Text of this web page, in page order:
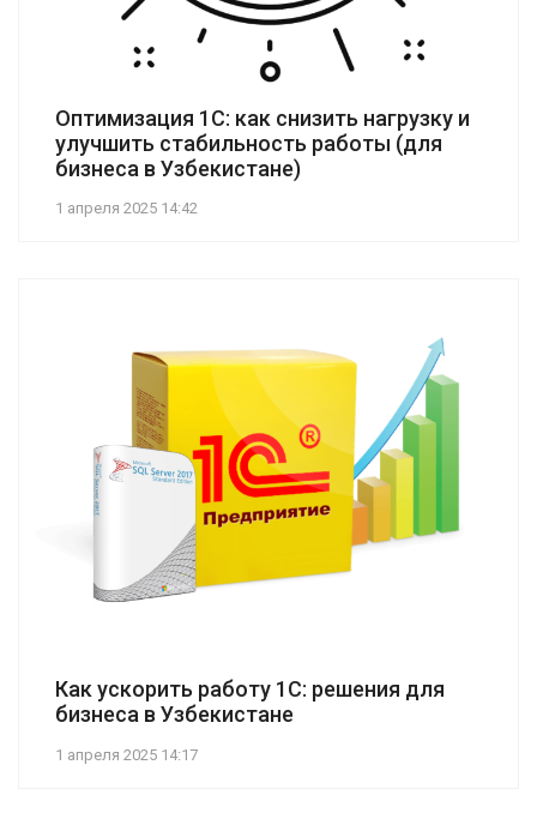
Оптимизация 1С: как снизить нагрузку и
улучшить стабильность работы (для
бизнеса в Узбекистане)
1 апреля 2025 14:42
Как ускорить работу 1С: решения для
бизнеса в Узбекистане
1 апреля 2025 14:17